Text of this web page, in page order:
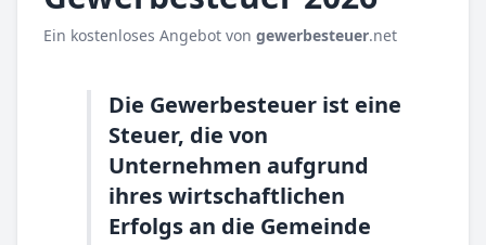
Ein kostenloses Angebot von gewerbesteuer.net
Die Gewerbesteuer ist eine
Steuer, die von
Unternehmen aufgrund
ihres wirtschaftlichen
Erfolgs an die Gemeinde